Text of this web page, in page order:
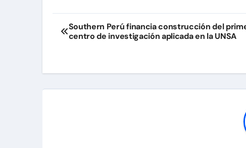
Navegación
de
Southern Perú financia construcción del
centro de investigación aplicada en la UNSA